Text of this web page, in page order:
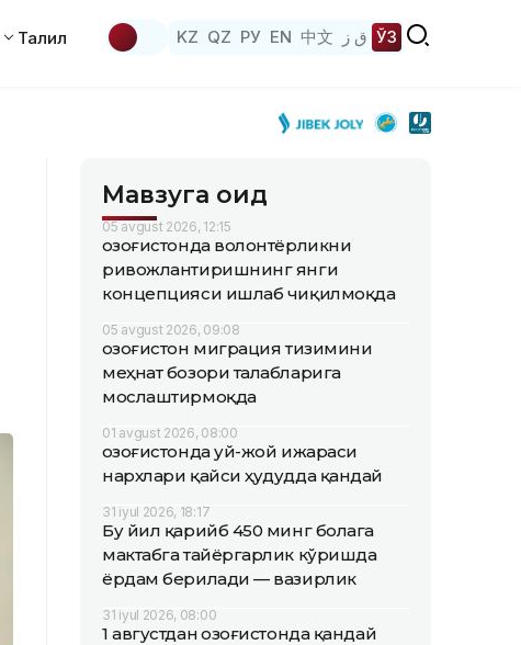
Таҳлил KZ QZ РУ EN 中文 ق ز ЎЗ
Мавзуга оид
05 avgust 2026, 12:15
Қозоғистонда волонтёрликни
ривожлантиришнинг янги
концепцияси ишлаб чиқилмоқда
05 avgust 2026, 09:08
Қозоғистон миграция тизимини
меҳнат бозори талабларига
мослаштирмоқда
01 avgust 2026, 08:00
Қозоғистонда уй-жой ижараси
нархлари қайси ҳудудда қандай
31 iyul 2026, 18:17
Бу йил қарийб 450 минг болага
мактабга тайёргарлик кўришда
ёрдам берилади — вазирлик
31 iyul 2026, 08:00
1 августдан Қозоғистонда қандай